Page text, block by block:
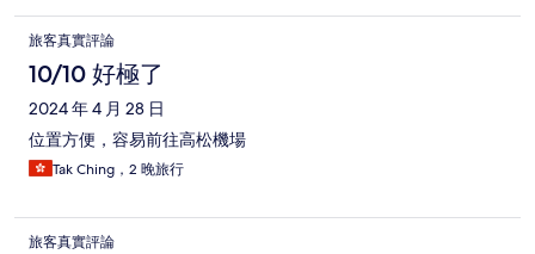
旅客真實評論
10/10 好極了
2024 年 4 月 28 日
位置方便，容易前往高松機場
Tak Ching，2 晚旅行
旅客真實評論